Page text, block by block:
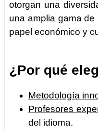
otorgan una
una amplia gama
papel económico y
¿Por qué
Metodología
Profesores
del idioma.